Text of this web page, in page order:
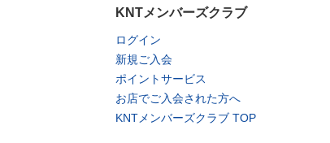
KNTメンバーズクラブ
ログイン
新規ご入会
ポイントサービス
お店でご入会された方へ
KNTメンバーズクラブ TOP